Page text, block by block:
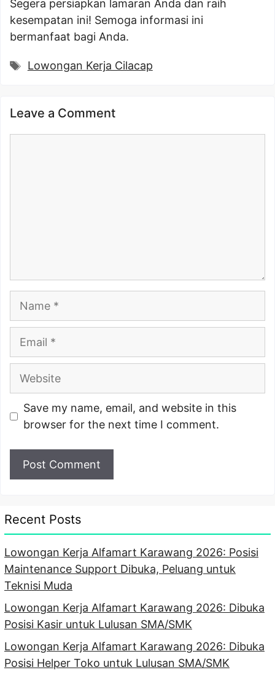
Segera persiapkan lamaran Anda dan raih
kesempatan ini! Semoga informasi ini
bermanfaat bagi Anda.
Tags
Lowongan Kerja Cilacap
Leave a Comment
Name
Email
Website
Save my name, email, and website in this
browser for the next time I comment.
Recent Posts
Lowongan Kerja Alfamart Karawang 2026: Posisi
Maintenance Support Dibuka, Peluang untuk
Teknisi Muda
Lowongan Kerja Alfamart Karawang 2026: Dibuka
Posisi Kasir untuk Lulusan SMA/SMK
Lowongan Kerja Alfamart Karawang 2026: Dibuka
Posisi Helper Toko untuk Lulusan SMA/SMK